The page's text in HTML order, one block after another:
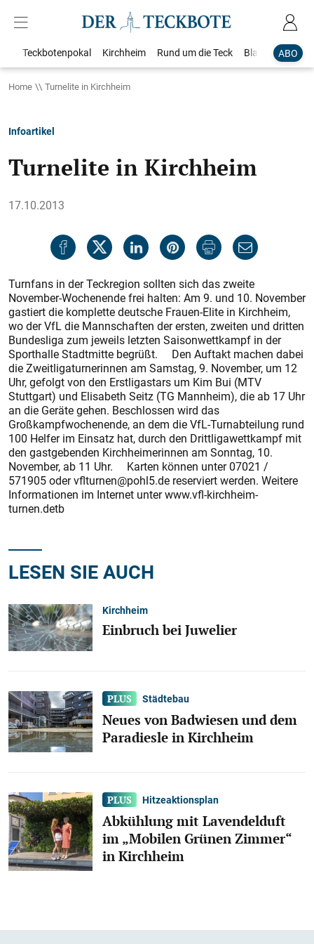
ABO
Teckbotenpokal Kirchheim Rund um die Teck Blaulicht
Home Turnelite in Kirchheim
Infoartikel
Turnelite in Kirchheim
17.10.2013
Turnfans in der Teckregion sollten sich das zweite
November-Wochenende frei halten: Am 9. und 10. November
gastiert die komplette deutsche Frauen-Elite in Kirchheim,
wo der VfL die Mannschaften der ersten, zweiten und dritten
Bundesliga zum jeweils letzten Saisonwettkampf in der
Sporthalle Stadtmitte begrüßt. Den Auftakt machen dabei
die Zweitligaturnerinnen am Samstag, 9. November, um 12
Uhr, gefolgt von den Erstligastars um Kim Bui (MTV
Stuttgart) und Elisabeth Seitz (TG Mannheim), die ab 17 Uhr
an die Geräte gehen. Beschlossen wird das
Großkampfwochenende, an dem die VfL-Turnabteilung rund
100 Helfer im Einsatz hat, durch den Drittligawettkampf mit
den gastgebenden Kirchheimerinnen am Sonntag, 10.
November, ab 11 Uhr. Karten können unter 07021 /
571905 oder vflturnen@pohl5.de reserviert werden. Weitere
Informationen im Internet unter www.vfl-kirchheim-
turnen.detb
LESEN SIE AUCH
Kirchheim
Einbruch bei Juwelier
Städtebau
Neues von Badwiesen und dem
Paradiesle in Kirchheim
Hitzeaktionsplan
Abkühlung mit Lavendelduft
im „Mobilen Grünen Zimmer“
in Kirchheim